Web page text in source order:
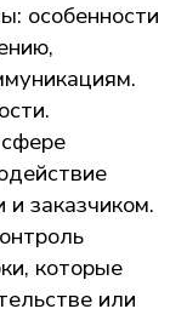
особенности
заказчиком.
которые
или